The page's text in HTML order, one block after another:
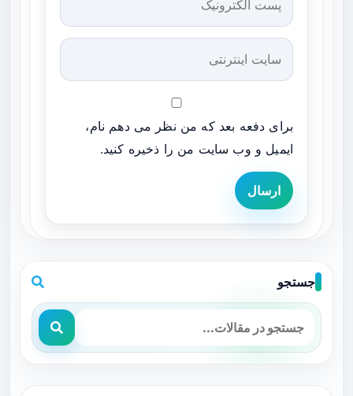
برای دفعه بعد که من نظر می دهم نام،
ایمیل و وب سایت من را ذخیره کنید.
ارسال
جستجو